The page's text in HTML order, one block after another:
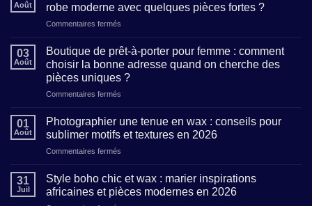
Août
robe moderne avec quelques pièces fortes ?
Commentaires fermés
femme
comment
composer
robe
moderne
avec
fortes
?
03
Août
Boutique de prêt-à-porter pour femme : comment
choisir la bonne adresse quand on cherche des
pièces uniques ?
Commentaires fermés
à-
femme
:
01
Août
Photographier une tenue en wax : conseils pour
sublimer motifs et textures en 2026
Commentaires fermés
une
tenue
en
31
Juil
Style boho chic et wax : marier inspirations
africaines et pièces modernes en 2026